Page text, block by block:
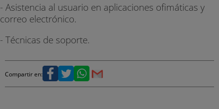
- Asistencia al usuario en aplicaciones ofimáticas y
correo electrónico.
- Técnicas de soporte.
Compartir en: